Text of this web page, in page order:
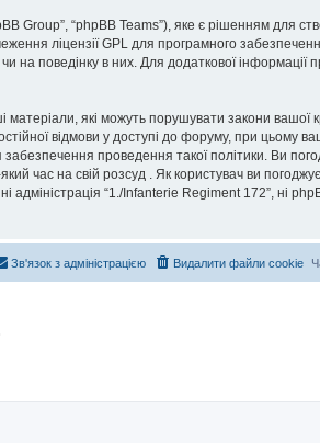
Group”, “phpBB Teams”), яке є рішенням для
ліцензії GPL для програмного
на поведінку в них. Для додаткової інформації
матеріали, які можуть порушувати закони вашої
відмови у доступі до форуму, при цьому
проведення такої політики. Ви
час на свій розсуд . Як користувач ви
адміністрація “1./Infanterie Regiment 172”, ні
Видалити файли cookie
Зв'язок з адміністрацією